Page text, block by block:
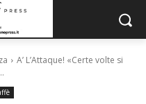
A’ L’Attaque! «Certe volte si